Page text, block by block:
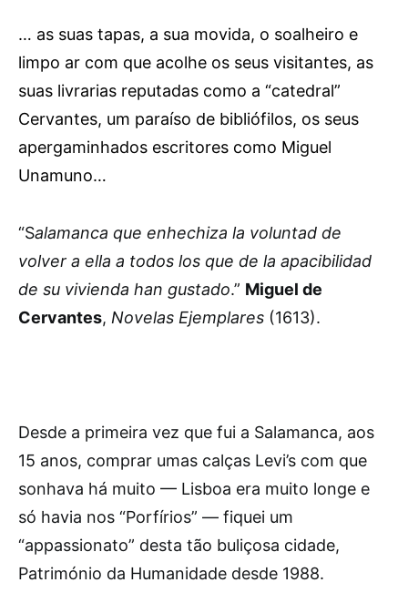
… as suas tapas, a sua movida, o soalheiro e
limpo ar com que acolhe os seus visitantes, as
suas livrarias reputadas como a “catedral”
Cervantes, um paraíso de bibliófilos, os seus
apergaminhados escritores como Miguel
Unamuno…
“Salamanca que enhechiza la voluntad de
volver a ella a todos los que de la apacibilidad
de su vivienda han gustado.” Miguel de
Cervantes, Novelas Ejemplares (1613).
Desde a primeira vez que fui a Salamanca, aos
15 anos, comprar umas calças Levi’s com que
sonhava há muito — Lisboa era muito longe e
só havia nos “Porfírios” — fiquei um
“appassionato” desta tão buliçosa cidade,
Património da Humanidade desde 1988.